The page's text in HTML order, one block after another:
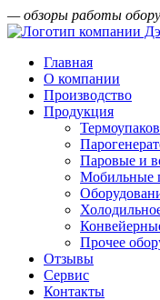
— обзоры работы
Главная
О компании
Производство
Продукция
Паровые и
Мобильные
Прочее
Отзывы
Сервис
Контакты